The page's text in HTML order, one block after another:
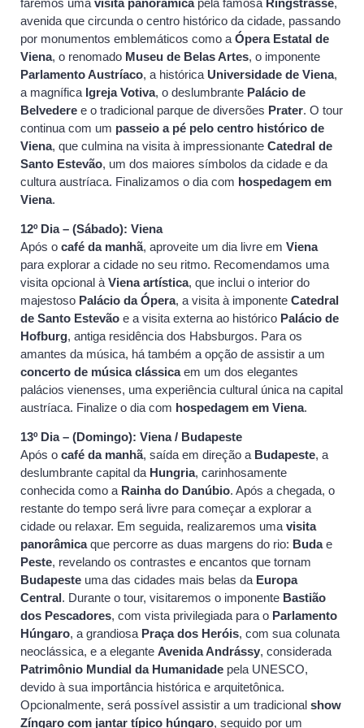
avenida que circunda o centro histórico da cidade, passando
por monumentos emblemáticos como a Ópera Estatal de
Viena, o renomado Museu de Belas Artes, o imponente
Parlamento Austríaco, a histórica Universidade de Viena,
a magnífica Igreja Votiva, o deslumbrante Palácio de
Belvedere e o tradicional parque de diversões Prater. O tour
continua com um passeio a pé pelo centro histórico de
Viena, que culmina na visita à impressionante Catedral de
Santo Estevão, um dos maiores símbolos da cidade e da
cultura austríaca. Finalizamos o dia com hospedagem em
Viena.
12º Dia – (Sábado): Viena
Após o café da manhã, aproveite um dia livre em Viena
para explorar a cidade no seu ritmo. Recomendamos uma
visita opcional à Viena artística, que inclui o interior do
majestoso Palácio da Ópera, a visita à imponente Catedral
de Santo Estevão e a visita externa ao histórico Palácio de
Hofburg, antiga residência dos Habsburgos. Para os
amantes da música, há também a opção de assistir a um
concerto de música clássicaem um dos elegantes
palácios vienenses, uma experiência cultural única na capital
austríaca. Finalize o dia com hospedagem em Viena.
13º Dia – (Domingo): Viena / Budapeste
Após o café da manhã, saída em direção a Budapeste, a
deslumbrante capital da Hungria, carinhosamente
conhecida como a Rainha do Danúbio. Após a chegada, o
restante do tempo será livre para começar a explorar a
cidade ou relaxar. Em seguida, realizaremos umavisita
panorâmicaque percorre as duas margens do rio: Budae
Peste, revelando os contrastes e encantos que tornam
Budapeste uma das cidades mais belas da Europa
Central . Durante o tour, visitaremos o imponente Bastião
dos Pescadores, com vista privilegiada para o Parlamento
Húngaro, a grandiosa Praça dos Heróis, com sua colunata
neoclássica, e a elegante Avenida Andrássy, considerada
Patrimônio Mundial da Humanidade pela UNESCO,
devido à sua importância histórica e arquitetônica.
Opcionalmente, será possível assistir a um tradicional show
Zíngaro com jantar típico húngaro, seguido por um